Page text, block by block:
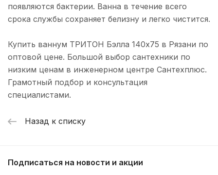
ванну СУПЕРПЛИНТУС
(СП 14)
2 174.30 руб. x 1 шт
Нет в наличии
ТРИТОН Экран Белла
4 850 руб. x 1 шт
появляются бактерии. Ванна в течение всего
срока службы сохраняет белизну и легко чистится.
Купить ваннум ТРИТОН Бэлла 140х75 в Рязани по
оптовой цене. Большой выбор сантехники по
низким ценам в инженерном центре Сантехплюс.
Грамотный подбор и консультация
специалистами.
Назад к списку
Подписаться на новости и акции